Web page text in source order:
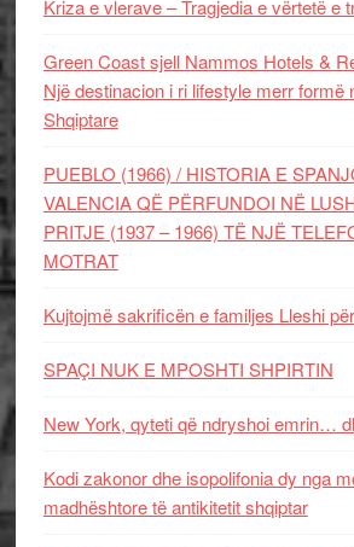
Kriza e vlerave – Tragjedia e vërtetë e
Green Coast sjell Nammos Hotels &
Një destinacion i ri lifestyle merr formë
Shqiptare
PUEBLO (1966) / HISTORIA E
VALENCIA QË PËRFUNDOI NË
PRITJE (1937 – 1966) TË NJË
MOTRAT
Kujtojmë sakrificën e familjes Lleshi
SPAÇI NUK E MPOSHTI SHPIRTIN
New York, qyteti që ndryshoi emrin…
Kodi zakonor dhe isopolifonia dy nga
madhështore të antikitetit shqiptar